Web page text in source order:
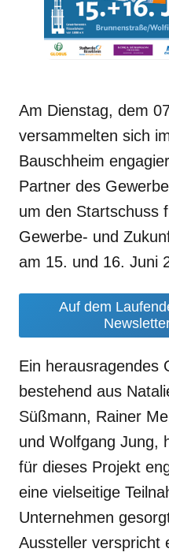
Am Dienstag, dem
versammelten sich
Bauschheim
Partner des
um den Startschuss
Gewerbe- und
am 15. und 16. Juni
Auf dem
Ein herausragendes
bestehend aus
Süßmann, Rainer
und Wolfgang Jung,
für dieses Projekt
eine vielseitige
Unternehmen
Aussteller verspricht